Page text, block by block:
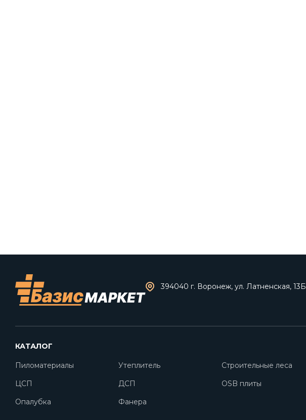
394040 г. Воронеж, ул. Латненская, 13Б
КАТАЛОГ
Пиломатериалы Утеплитель
Строительные леса
ЦСП
ДСП
OSB плиты
Опалубка
Фанера